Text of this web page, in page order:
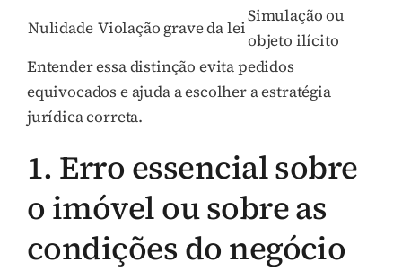
Nulidade Violação grave da lei
Simulação ou
objeto ilícito
Entender essa distinção evita pedidos
equivocados e ajuda a escolher a estratégia
jurídica correta.
1. Erro essencial sobre
o imóvel ou sobre as
condições do negócio